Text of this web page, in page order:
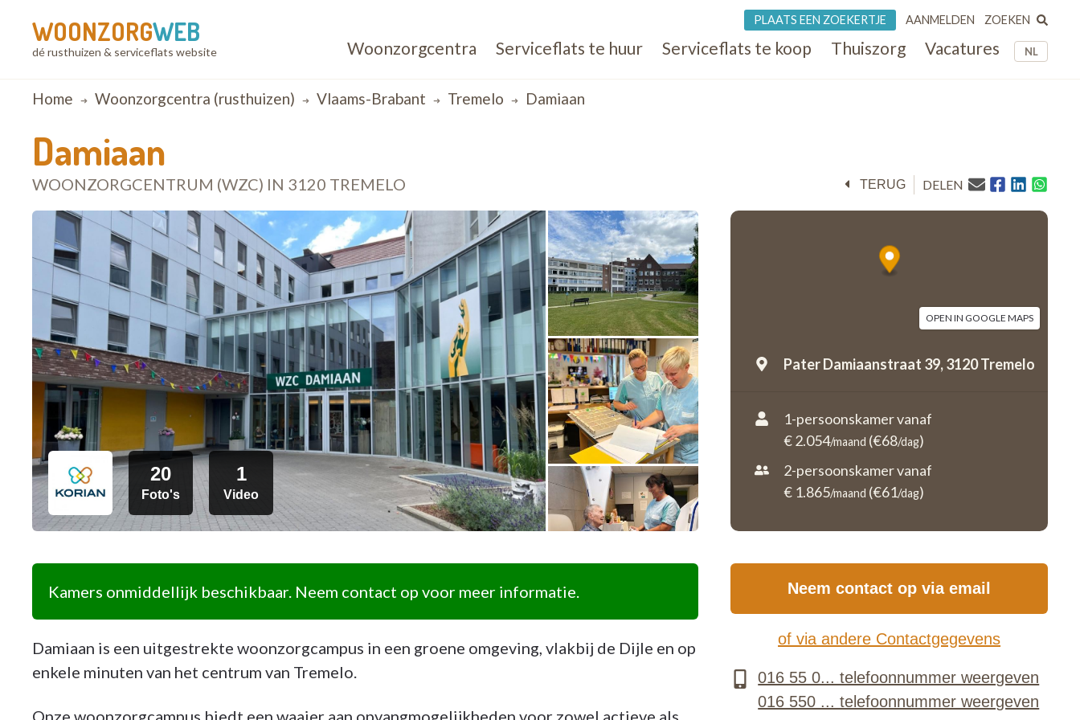
WOONZORGWEB
dé rusthuizen & serviceflats website NL
Woonzorgcentra Serviceflats te huur Serviceflats te koop Thuiszorg Vacatures
PLAATS EEN ZOEKERTJE AANMELDEN ZOEKEN
Breadcrumb
Home Woonzorgcentra (rusthuizen) Vlaams-Brabant Tremelo Damiaan
Damiaan
WOONZORGCENTRUM (WZC) IN 3120 TREMELO TERUG DELEN
20
Foto's
1
Video
OPEN IN GOOGLE MAPS
Pater Damiaanstraat 39,3120 Tremelo
1-persoonskamer vanaf
€ 2.054/maand (€68/dag)
2-persoonskamer vanaf
€ 1.865/maand (€61/dag)
Kamers onmiddellijk beschikbaar. Neem contact op voor meer informatie.
Damiaan is een uitgestrekte woonzorgcampus in een groene omgeving, vlakbij de Dijle en op
enkele minuten van het centrum van Tremelo.
Onze woonzorgcampus biedt een waaier aan opvangmogelijkheden voor zowel actieve als
Neem contact op via email
of via andere Contactgegevens